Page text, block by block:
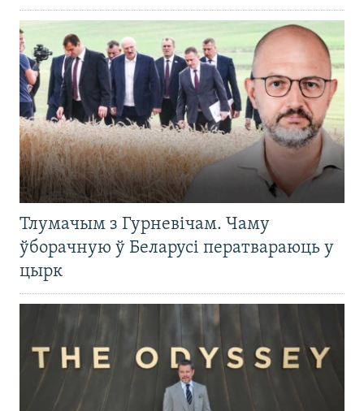
Тлумачым з Гурневічам. Чаму
ўборачную ў Беларусі ператвараюць у
цырк